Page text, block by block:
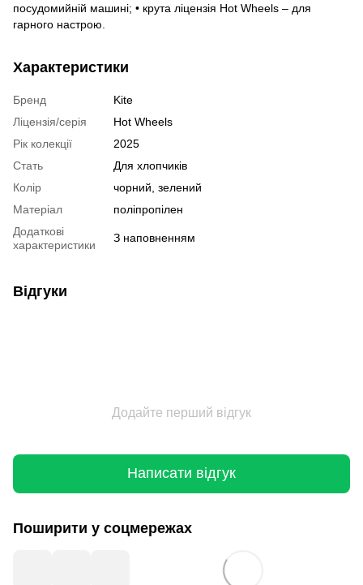
посудомийній машині; • крута ліцензія Hot Wheels – для
гарного настрою.
Характеристики
Бренд
Kite
Ліцензія/серія
Hot Wheels
Рік колекції
2025
Стать
Для хлопчиків
Колір
чорний, зелений
Матеріал
поліпропілен
Додаткові
характеристики
З наповненням
Відгуки
Додайте перший відгук
Написати відгук
Поширити у соцмережах